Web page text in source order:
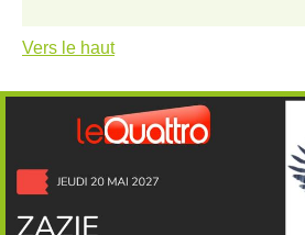
Vers le haut